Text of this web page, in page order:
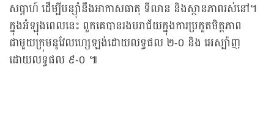
សប្តាហ៍ ដើម្បីបន្ស៊ាំនឹងអាកាសធាតុ ទីលាន និងស្ថានភាពរស់នៅ។
ក្នុងអំឡុងពេលនេះ ពួកគេបានរងបរាជ័យក្នុងការប្រកួតមិត្តភាព
ជាមួយក្រុមនូវែលហ្សេឡង់ដោយលទ្ធផល ២-០ និង អេស្ប៉ាញ
ដោយលទ្ធផល ៩-០ ៕